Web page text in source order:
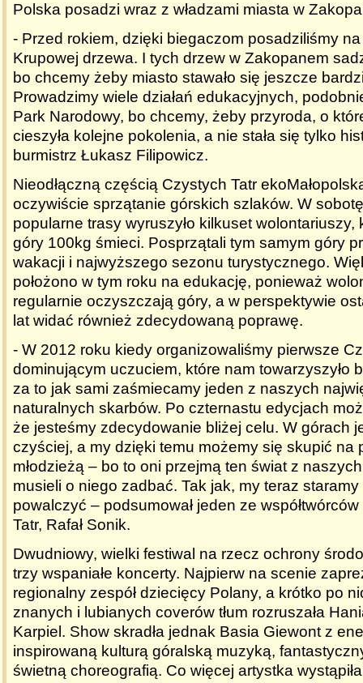
Polska posadzi wraz z władzami miasta w
- Przed rokiem, dzięki biegaczom posadziliśmy
Krupowej drzewa. I tych drzew w Zakopanem
bo chcemy żeby miasto stawało się jeszcze
Prowadzimy wiele działań edukacyjnych,
Park Narodowy, bo chcemy, żeby przyroda, o
cieszyła kolejne pokolenia, a nie stała się tylko
burmistrz Łukasz Filipowicz.
Nieodłączną częścią Czystych Tatr
oczywiście sprzątanie górskich szlaków. W
popularne trasy wyruszyło kilkuset wolontariuszy,
góry 100kg śmieci. Posprzątali tym samym góry
wakacji i najwyższego sezonu turystycznego.
położono w tym roku na edukację, ponieważ
regularnie oczyszczają góry, a w perspektywie
lat widać również zdecydowaną poprawę.
- W 2012 roku kiedy organizowaliśmy pierwsze
dominującym uczuciem, które nam towarzyszyło
za to jak sami zaśmiecamy jeden z naszych
naturalnych skarbów. Po czternastu edycjach
że jesteśmy zdecydowanie bliżej celu. W górach
czyściej, a my dzięki temu możemy się skupić na
młodzieżą – bo to oni przejmą ten świat z
musieli o niego zadbać. Tak jak, my teraz
powalczyć – podsumował jeden ze
Tatr, Rafał Sonik.
Dwudniowy, wielki festiwal na rzecz ochrony
trzy wspaniałe koncerty. Najpierw na scenie
regionalny zespół dziecięcy Polany, a krótko po
znanych i lubianych coverów tłum rozruszała
Karpiel. Show skradła jednak Basia Giewont z
inspirowaną kulturą góralską muzyką,
świetną choreografią. Co więcej artystka